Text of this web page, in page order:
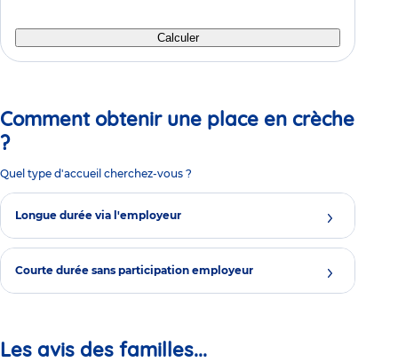
Calculer
Comment obtenir une place en crèche
?
Quel type d'accueil cherchez-vous ?
Longue durée via l'employeur
Courte durée sans participation employeur
Les avis des familles...